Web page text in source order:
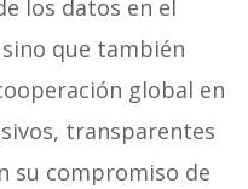
los datos en el
que también
global en
transparentes
su compromiso de